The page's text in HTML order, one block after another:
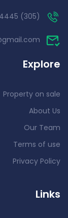
(305) 555-4445 (305) 555-4446
Explore
Property on sale
About Us
Our Team
Terms of use
Privacy Policy
Links